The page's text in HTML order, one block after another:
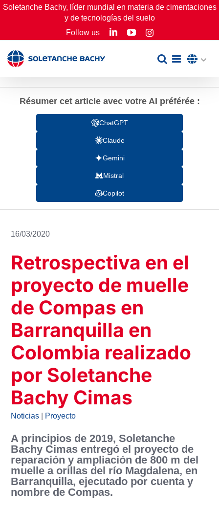
Skip
Soletanche Bachy, líder mundial en materia de cimentaciones
y de tecnologías del suelo
Follow us
LinkedInYouTubeInstagram
Résumer cet article avec votre AI préférée :
ChatGPT
Claude
Gemini
Mistral
Copilot
16/03/2020
Retrospectiva en el
proyecto de muelle
de Compas en
Barranquilla en
Colombia realizado
por Soletanche
Bachy Cimas
Noticias Proyecto
A principios de 2019, Soletanche
Bachy Cimas entregó el proyecto de
reparación y ampliación de 800 m del
muelle a orillas del río Magdalena, en
Barranquilla, ejecutado por cuenta y
nombre de Compas.